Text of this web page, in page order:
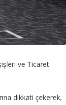
ve Ticaret
dikkati çekerek,